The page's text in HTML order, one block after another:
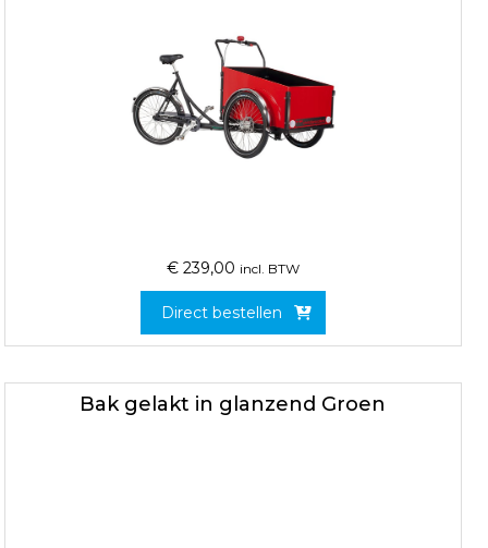
€ 239,00 incl. BTW
Direct bestellen
Bak gelakt in glanzend Groen